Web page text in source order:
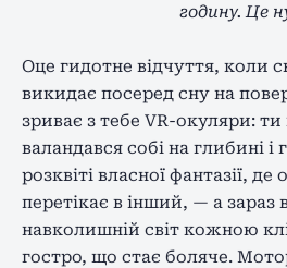
годину. Це
Оце гидотне відчуття, коли
викидає посеред сну на
зриває з тебе VR-окуляри:
валандався собі на глибині і
розквіті власної фантазії,
перетікає в інший, — а зараз
навколишній світ кожною
гостро, що стає боляче.